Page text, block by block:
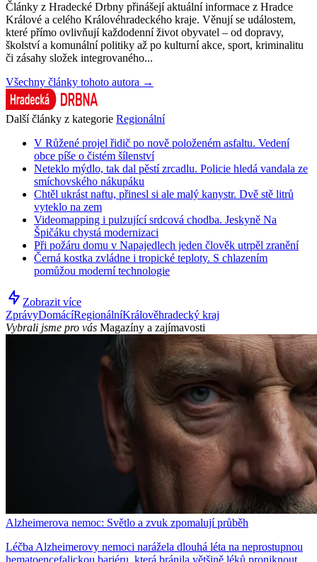
Články z Hradecké Drbny přinášejí aktuální informace z Hradce
Králové a celého Královéhradeckého kraje. Věnují se událostem,
které přímo ovlivňují každodenní život obyvatel – od dopravy,
školství a komunální politiky až po kulturní akce, sport, kriminalitu
či zásahy složek integrovaného...
Všechny články tohoto autora →
Další články z kategorie Regionální
V Růžené projel řidič po nově položeném asfaltu. Vedení
obce píše o čistém šílenství
Neteklo mýdlo, tak dal pěstí zrcadlu. Policie hledá vandala ze
smíchovského nákupáku
Chtěl ukrást naftu, přinesl si ale malý kanystr. Dvě stě litrů
vyteklo na zem
Videomapping i pulzující srdcová chodba. Jeskyně Na
Špičáku chystá modernizaci
Při požáru domu v Napajedlech jeden člověk utrpěl zranění
Černá kostka zvládne i tropické teploty. S chlazením
pomůžou moderní technologie
Zobrazit více
ZprávyDomácíRegionálníKrálověhradecký kraj
Vybrali jsme pro vás Magazíny a zajímavosti
Alzheimerova nemoc: Světlo a zvuk zpomalují průběh
Léčba Alzheimerovy nemoci narážela dlouhá léta na neprostupnou